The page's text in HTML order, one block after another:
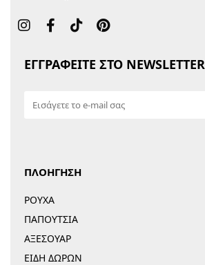
ΕΓΓΡΑΦΕΙΤΕ ΣΤΟ NEWSLETTER
ΠΛΟΗΓΗΣΗ
ΡΟΥΧΑ
ΠΑΠΟΥΤΣΙΑ
ΑΞΕΣΟΥΑΡ
ΕΙΔΗ ΔΩΡΩΝ